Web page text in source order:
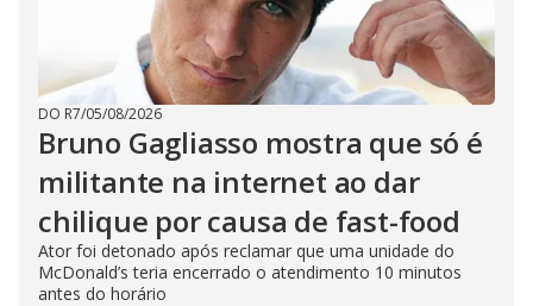
DO R7/05/08/2026
Bruno Gagliasso mostra que só é
militante na internet ao dar
chilique por causa de fast-food
Ator foi detonado após reclamar que uma unidade do
McDonald’s teria encerrado o atendimento 10 minutos
antes do horário